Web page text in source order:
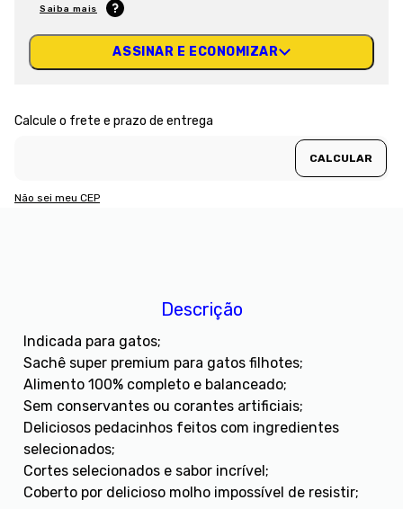
Saiba mais
ASSINAR E ECONOMIZAR
Não sei meu CEP
Descrição
Indicada para gatos;
Sachê super premium para gatos filhotes;
Alimento 100% completo e balanceado;
Sem conservantes ou corantes artificiais;
Deliciosos pedacinhos feitos com ingredientes
selecionados;
Cortes selecionados e sabor incrível;
Coberto por delicioso molho impossível de resistir;